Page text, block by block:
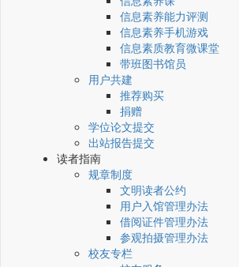
信息素养能力评测
信息素养手机游戏
信息素质教育微课堂
带班图书馆员
用户共建
推荐购买
捐赠
学位论文提交
出站报告提交
读者指南
规章制度
文明读者公约
用户入馆管理办法
借阅证件管理办法
参观拍摄管理办法
校友专栏